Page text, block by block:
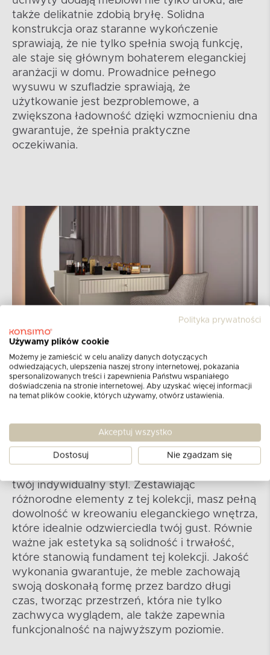
także delikatnie zdobią bryłę. Solidna
konstrukcja oraz staranne wykończenie
sprawiają, że nie tylko spełnia swoją funkcję,
ale staje się głównym bohaterem eleganckiej
aranżacji w domu. Prowadnice pełnego
wysuwu w szufladzie sprawiają, że
użytkowanie jest bezproblemowe, a
zwiększona ładowność dzięki wzmocnieniu dna
gwarantuje, że spełnia praktyczne
oczekiwania.
Kolekcja DROMA to okazja do stworzenia
przestrzeni, która nie tylko zaspokaja
twój indywidualny styl. Zestawiając
różnorodne elementy z tej kolekcji, masz pełną
dowolność w kreowaniu eleganckiego wnętrza,
które idealnie odzwierciedla twój gust. Równie
ważne jak estetyka są solidność i trwałość,
które stanowią fundament tej kolekcji. Jakość
wykonania gwarantuje, że meble zachowają
swoją doskonałą formę przez bardzo długi
czas, tworząc przestrzeń, która nie tylko
zachwyca wyglądem, ale także zapewnia
funkcjonalność na najwyższym poziomie.
Polityka prywatności
Używamy plików cookie
Możemy je zamieścić w celu analizy danych dotyczących
odwiedzających, ulepszenia naszej strony internetowej, pokazania
spersonalizowanych treści i zapewnienia Państwu wspaniałego
doświadczenia na stronie internetowej. Aby uzyskać więcej informacji
na temat plików cookie, których używamy, otwórz ustawienia.
Akceptuj wszystko
Dostosuj Nie zgadzam się